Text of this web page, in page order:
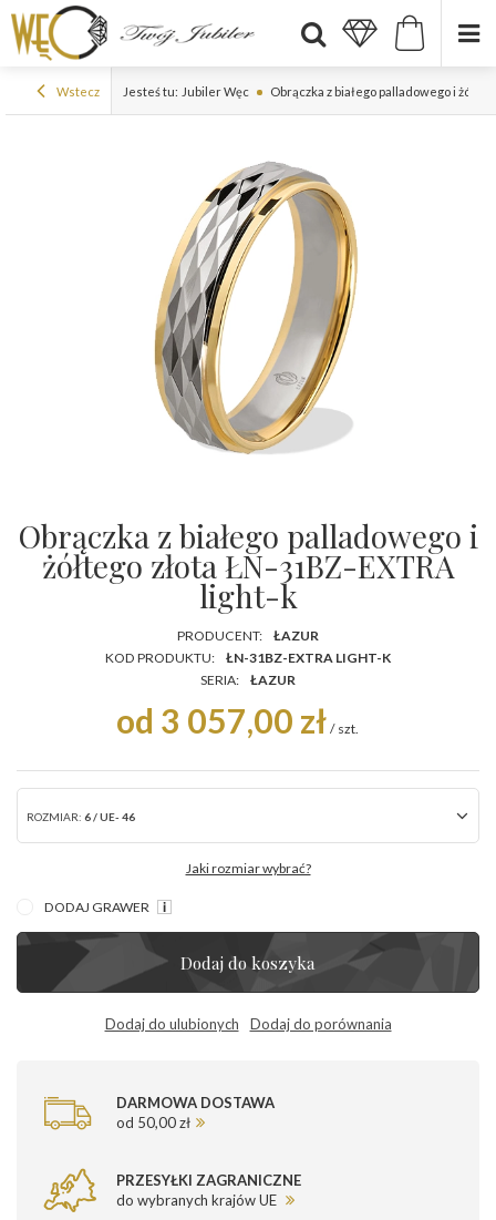
Wstecz Jesteś tu: Jubiler Węc Obrączka z białego palladowego i
Obrączka z białego palladowego i
żółtego złota ŁN-31BZ-EXTRA
light-k
PRODUCENT:
ŁAZUR
KOD PRODUKTU:
ŁN-31BZ-EXTRA LIGHT-K
SERIA:
ŁAZUR
od 3 057,00 zł / szt.
ROZMIAR: 6 / UE- 46
Jaki rozmiar wybrać?
DODAJ GRAWER
Dodaj do koszyka
Dodaj do ulubionych Dodaj do porównania
DARMOWA DOSTAWA
od 50,00 zł
PRZESYŁKI ZAGRANICZNE
do wybranych krajów UE